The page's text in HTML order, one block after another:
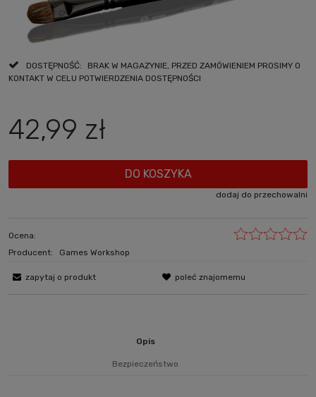
DOSTĘPNOŚĆ:
BRAK W MAGAZYNIE, PRZED ZAMÓWIENIEM PROSIMY O
KONTAKT W CELU POTWIERDZENIA DOSTĘPNOŚCI
42,99 zł
DO KOSZYKA
dodaj do przechowalni
Ocena:
Producent:
Games Workshop
zapytaj o produkt poleć znajomemu
Opis
Bezpieczeństwo